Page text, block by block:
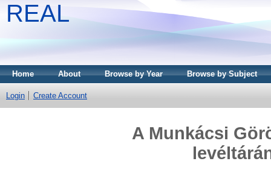
REAL
Home About Browse by Year Browse by Subject
Login Create Account
A Munkácsi